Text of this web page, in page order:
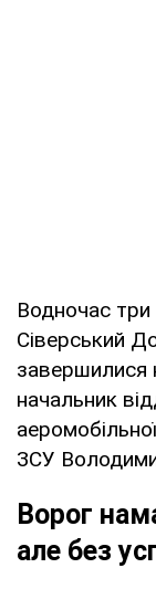
Водночас три
Сіверський
завершилися
начальник
ЗСУ
Ворог
але без